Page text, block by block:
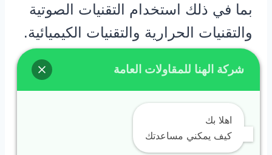
بما في ذلك استخدام التقنيات الصوتية
والتقنيات الحرارية والتقنيات الكيميائية.
تساعد هذه التقنيات في تحديد موقع
التسرب بدقة وتساعد في اتخاذ
الإجراءات اللازمة لإصلاحه.
بعد تحديد مصدر التسرب، يقوم الفنيون
شركة الهنا للمقاولات العامة
اهلا بك
كيف يمكني مساعدتك